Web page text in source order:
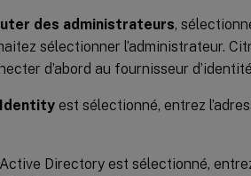
des administrateurs,
sélectionner l’administrateur.
d’abord au fournisseur
est sélectionné, entrez
Directory est sélectionné,